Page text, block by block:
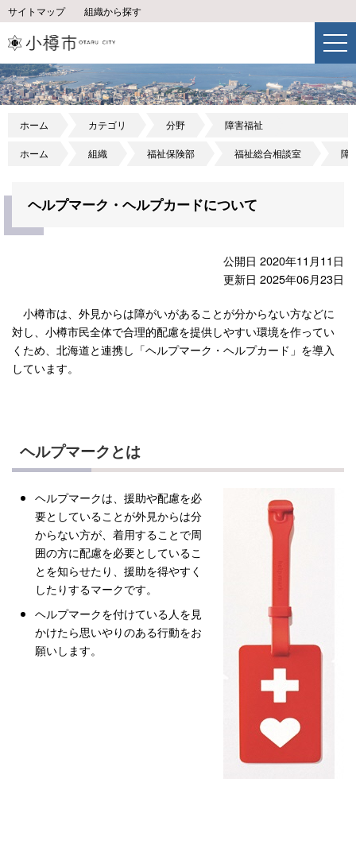
サイトマップ 組織から探す
ホーム カテゴリ 分野 障害福祉
ホーム 組織 福祉保険部 福祉総合相談室 障
ヘルプマーク・ヘルプカードについて
公開日 2020年11月11日
更新日 2025年06月23日
小樽市は、外見からは障がいがあることが分からない方などに
対し、小樽市民全体で合理的配慮を提供しやすい環境を作ってい
くため、北海道と連携し「ヘルプマーク・ヘルプカード」を導入
しています。
ヘルプマークとは
ヘルプマークは、援助や配慮を必
要としていることが外見からは分
からない方が、着用することで周
囲の方に配慮を必要としているこ
とを知らせたり、援助を得やすく
したりするマークです。
ヘルプマークを付けている人を見
かけたら思いやりのある行動をお
願いします。